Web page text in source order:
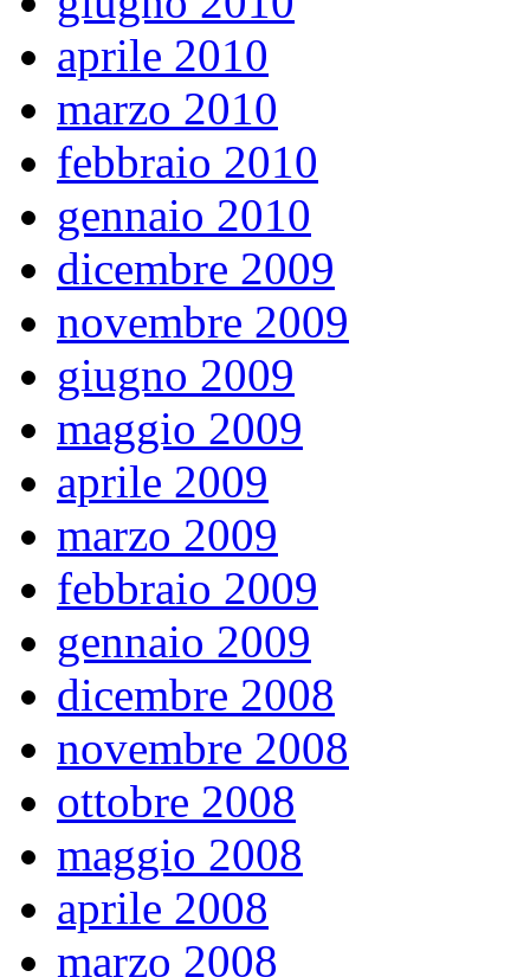
aprile 2010
marzo 2010
febbraio 2010
gennaio 2010
dicembre 2009
novembre 2009
giugno 2009
maggio 2009
aprile 2009
marzo 2009
febbraio 2009
gennaio 2009
dicembre 2008
novembre 2008
ottobre 2008
maggio 2008
aprile 2008
marzo 2008